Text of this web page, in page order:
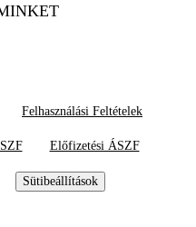
Felhasználási Feltételek
Előfizetési ÁSZF
Sütibeállítások